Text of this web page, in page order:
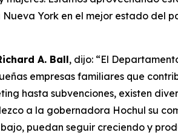
York en el mejor estado del
A. Ball, dijo: “El
empresas familiares que
hasta subvenciones, existen
a la gobernadora Hochul su
puedan seguir creciendo y